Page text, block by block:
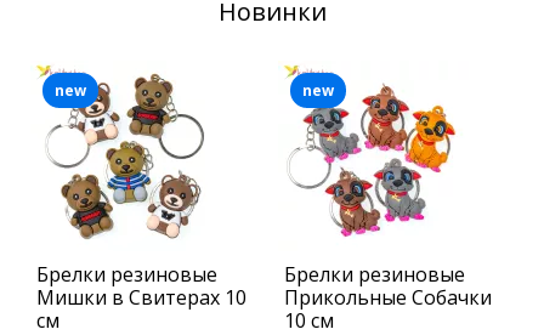
Новинки
Брелки резиновые
Мишки в Свитерах 10
см
new
Брелки резиновые
Прикольные Собачки
10 см
new